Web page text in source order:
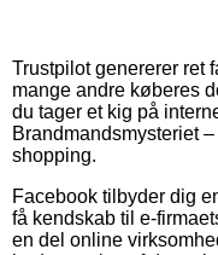
Trustpilot genererer ret
mange andre køberes
du tager et kig på
Brandmandsmysteriet
shopping.
Facebook tilbyder dig
få kendskab til e-
en del online